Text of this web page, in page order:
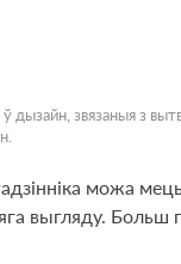
дызайн, звязаныя з
можа
выгляду. Больш